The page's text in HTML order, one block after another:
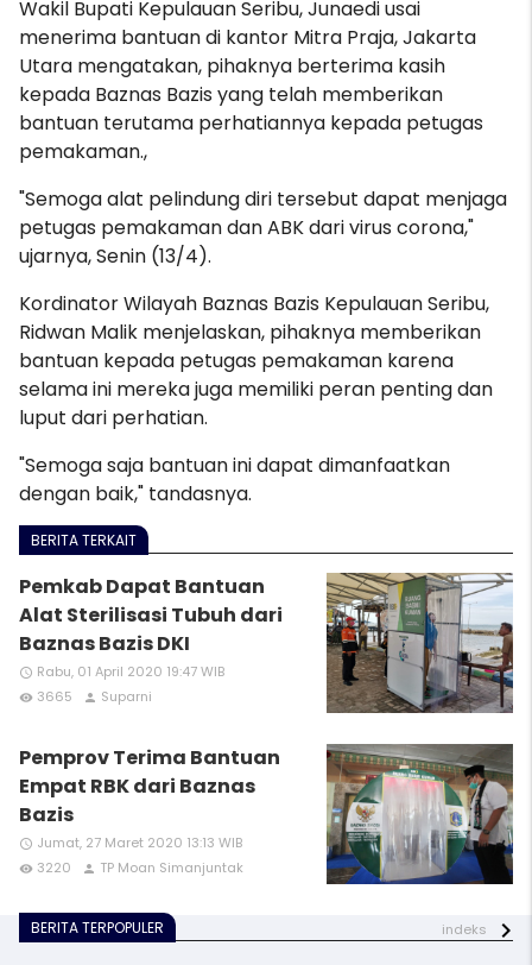
Wakil Bupati Kepulauan Seribu, Junaedi usai
menerima bantuan di kantor Mitra Praja, Jakarta
Utara mengatakan, pihaknya berterima kasih
kepada Baznas Bazis yang telah memberikan
bantuan terutama perhatiannya kepada petugas
pemakaman.,
"Semoga alat pelindung diri tersebut dapat menjaga
petugas pemakaman dan ABK dari virus corona,"
ujarnya, Senin (13/4).
Kordinator Wilayah Baznas Bazis Kepulauan Seribu,
Ridwan Malik menjelaskan, pihaknya memberikan
bantuan kepada petugas pemakaman karena
selama ini mereka juga memiliki peran penting dan
luput dari perhatian.
"Semoga saja bantuan ini dapat dimanfaatkan
dengan baik," tandasnya.
BERITA TERKAIT
Pemkab Dapat Bantuan
Alat Sterilisasi Tubuh dari
Baznas Bazis DKI
access_time Rabu, 01 April 2020 19:47 WIB
remove_red_eye 3665 person Suparni
Pemprov Terima Bantuan
Empat RBK dari Baznas
Bazis
access_time Jumat, 27 Maret 2020 13:13 WIB
remove_red_eye 3220 person TP Moan Simanjuntak
BERITA TERPOPULER indeks